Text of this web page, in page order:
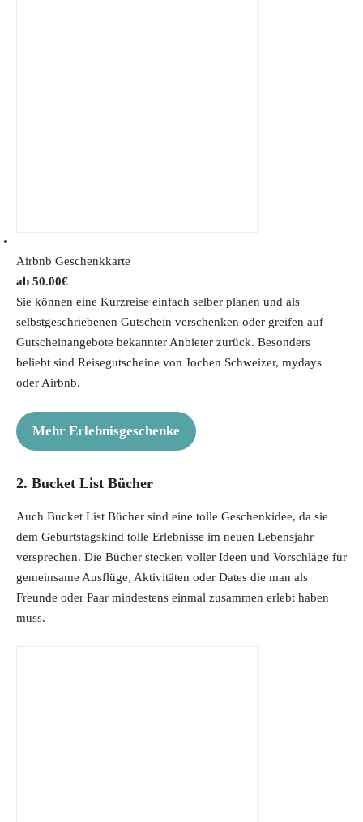
Airbnb Geschenkkarte
50.00€
Sie können eine Kurzreise einfach selber planen und als
selbstgeschriebenen Gutschein verschenken oder greifen auf
Gutscheinangebote bekannter Anbieter zurück. Besonders
beliebt sind Reisegutscheine von Jochen Schweizer, mydays
oder Airbnb.
Mehr Erlebnisgeschenke
2. Bucket List Bücher
Auch Bucket List Bücher sind eine tolle Geschenkidee, da sie
dem Geburtstagskind tolle Erlebnisse im neuen Lebensjahr
versprechen. Die Bücher stecken voller Ideen und Vorschläge für
gemeinsame Ausflüge, Aktivitäten oder Dates die man als
Freunde oder Paar mindestens einmal zusammen erlebt haben
muss.